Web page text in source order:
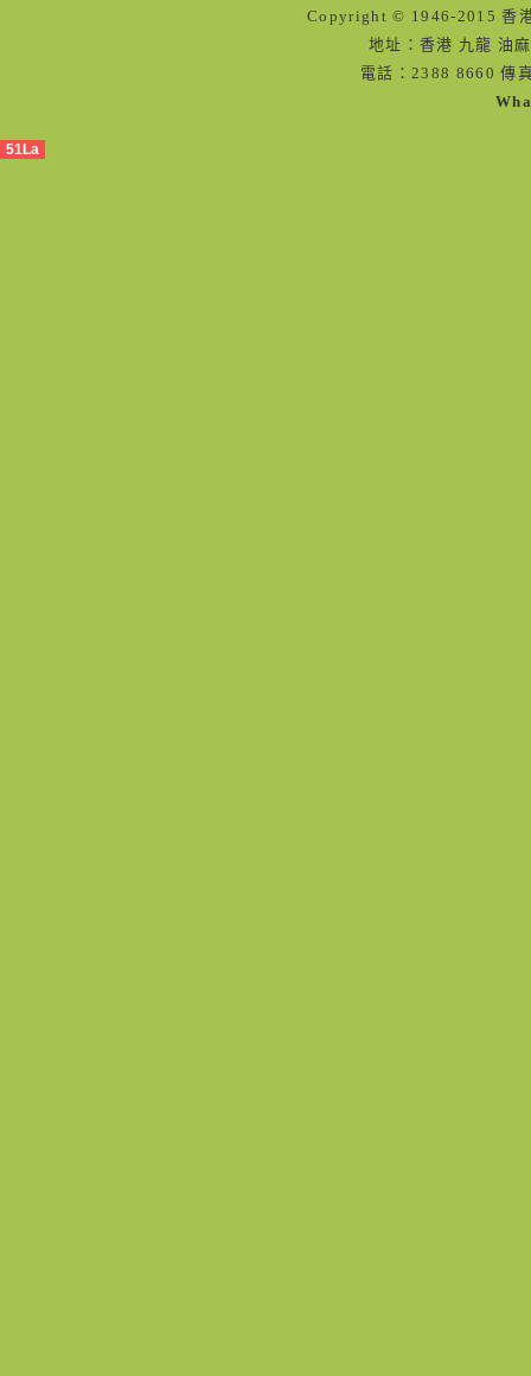
Copyright © 1946-2015 香
地址：香港 九龍 油
電話：2388 8660 傳
51La